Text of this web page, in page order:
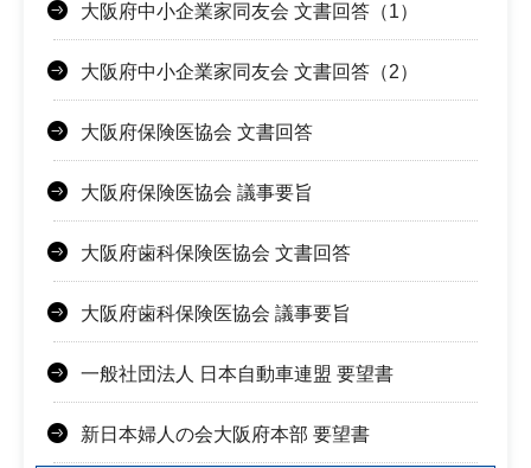
大阪府中小企業家同友会 文書回答（1）
大阪府中小企業家同友会 文書回答（2）
大阪府保険医協会 文書回答
大阪府保険医協会 議事要旨
大阪府歯科保険医協会 文書回答
大阪府歯科保険医協会 議事要旨
一般社団法人 日本自動車連盟 要望書
新日本婦人の会大阪府本部 要望書